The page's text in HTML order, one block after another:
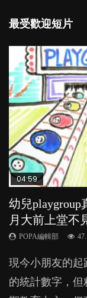
最受歡迎短片
04:59
幼兒playgroup
月大前上堂不
POPA編輯部
現今小朋友的
的統計數字，
03:39
幼稚園遊戲課
與懲罰？
POPA編輯部
由美國學者所
戲方式學習，
04:06
全職好？在職
力與價值
POPA編輯部
許多媽媽心底
是在職好。雖
03:02
老公患產後憂
POPA編輯部
鬱，影響日常生
朋友的念頭。
04:18
凡事以BB為
的身心虛耗
POPA編輯部
父母日夜無間
教養？部份父